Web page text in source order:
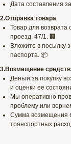
Дата составления
2.Отправка товара
Товар для возврата
проезд, 47/1. 🏢
Вложите в посылку
паспорта. 📦
3.Возмещение средств
Деньги за покупку
и оценки ее
Мы оперативно
проблему или
Сумма возмещения
транспортных